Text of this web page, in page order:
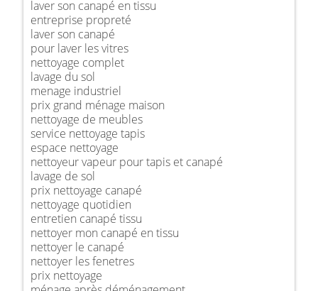
laver son canapé en tissu
entreprise propreté
laver son canapé
pour laver les vitres
nettoyage complet
lavage du sol
menage industriel
prix grand ménage maison
nettoyage de meubles
service nettoyage tapis
espace nettoyage
nettoyeur vapeur pour tapis et canapé
lavage de sol
prix nettoyage canapé
nettoyage quotidien
entretien canapé tissu
nettoyer mon canapé en tissu
nettoyer le canapé
nettoyer les fenetres
prix nettoyage